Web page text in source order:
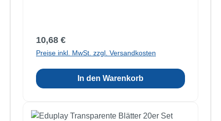
Regulärer Preis:
10,68 €
Preise inkl. MwSt. zzgl. Versandkosten
In den Warenkorb